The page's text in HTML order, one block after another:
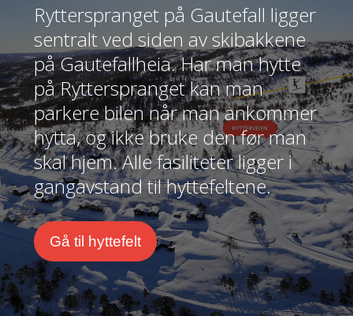
Rytterspranget på Gautefall ligger
sentralt ved siden av skibakkene
på Gautefallheia. Har man hytte
på Rytterspranget kan man
parkere bilen når man ankommer
hytta, og ikke bruke den før man
skal hjem. Alle fasiliteter ligger i
gangavstand til hyttefeltene.
Gå til hyttefelt